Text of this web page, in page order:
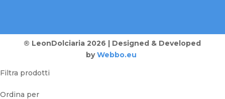
® LeonDolciaria 2026 | Designed & Developed
by Webbo.eu
Filtra prodotti
Ordina per